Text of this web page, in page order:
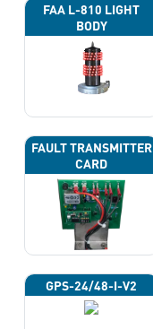
FAA L-810 LIGHT
BODY
FAULT TRANSMITTER
CARD
GPS-24/48-I-V2